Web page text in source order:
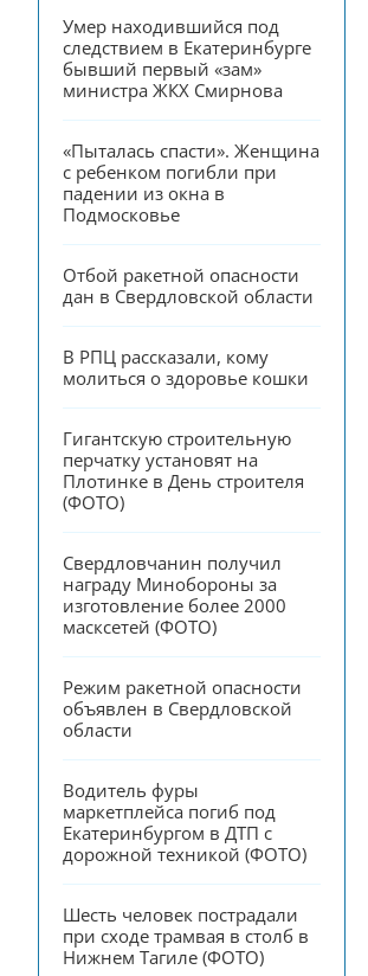
Умер находившийся под
следствием в Екатеринбурге
бывший первый «зам»
министра ЖКХ Смирнова
«Пыталась спасти». Женщина
с ребенком погибли при
падении из окна в
Подмосковье
Отбой ракетной опасности
дан в Свердловской области
В РПЦ рассказали, кому
молиться о здоровье кошки
Гигантскую строительную
перчатку установят на
Плотинке в День строителя
(ФОТО)
Свердловчанин получил
награду Минобороны за
изготовление более 2000
масксетей (ФОТО)
Режим ракетной опасности
объявлен в Свердловской
области
Водитель фуры
маркетплейса погиб под
Екатеринбургом в ДТП с
дорожной техникой (ФОТО)
Шесть человек пострадали
при сходе трамвая в столб в
Нижнем Тагиле (ФОТО)